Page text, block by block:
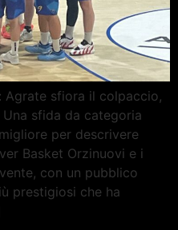
Agrate sfiora il colpaccio,
Una sfida da categoria
per descrivere
Basket Orzinuovi e i
con un pubblico
prestigiosi che ha